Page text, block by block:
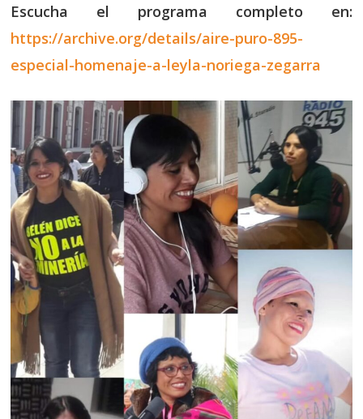
Escucha el programa completo en:
https://archive.org/details/aire-puro-895-
especial-homenaje-a-leyla-noriega-zegarra